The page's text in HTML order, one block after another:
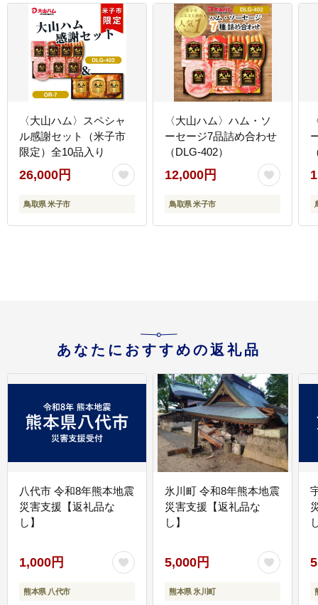
〈大山ハム〉スペシャ
ル感謝セット（米子市
限定）全10品入り
26,000円
鳥取県 米子市
〈大山ハム〉ハム・ソ
ーセージ7品詰め合わせ
（DLG-402）
12,000円
鳥取県 米子市
あなたにおすすめの返礼品
八代市 令和8年熊本地震
災害支援【返礼品な
し】
1,000円
熊本県 八代市
氷川町 令和8年熊本地震
災害支援【返礼品な
し】
5,000円
熊本県 氷川町